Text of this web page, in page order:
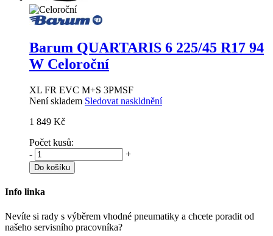
Barum QUARTARIS 6 225/45 R17 94
W Celoroční
XL FR EVC M+S 3PMSF
Není skladem Sledovat naskldnění
1 849 Kč
Počet kusů:
-
+
Do košíku
Info linka
Nevíte si rady s výběrem vhodné pneumatiky a chcete poradit od
našeho servisního pracovníka?